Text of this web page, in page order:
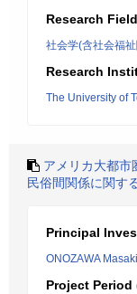
Research Field
社会学(含社会福
Research
The University of
アメリカ大都市
民俗間関係に関す
Principal
ONOZAWA Masaki
Project Period